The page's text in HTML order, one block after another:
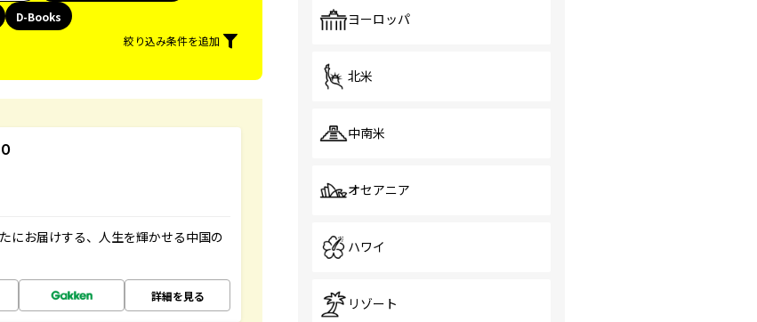
D-Books
絞り込み条件を追加
にお届けする、人生を輝かせる中国の
詳細を見る
ヨーロッパ
北米
中南米
オセアニア
ハワイ
リゾート